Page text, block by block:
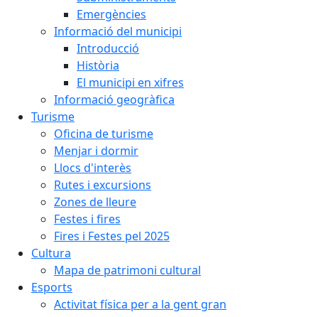
Emergències
Informació del municipi
Introducció
Història
El municipi en xifres
Informació geogràfica
Turisme
Oficina de turisme
Menjar i dormir
Llocs d'interès
Rutes i excursions
Zones de lleure
Festes i fires
Fires i Festes pel 2025
Cultura
Mapa de patrimoni cultural
Esports
Activitat física per a la gent gran